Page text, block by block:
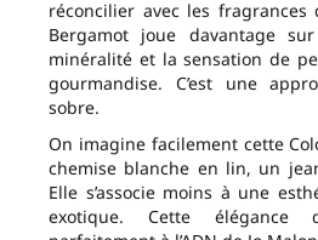
réconcilier avec les fragrances
Bergamot joue davantage
minéralité et la sensation de
gourmandise. C’est une
sobre.
On imagine facilement cette
chemise blanche en lin, un
Elle s’associe moins à une
exotique. Cette élégance